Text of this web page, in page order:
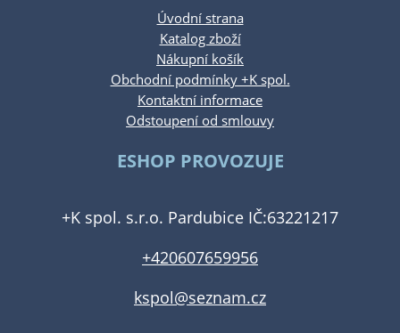
Úvodní strana
Katalog zboží
Nákupní košík
Obchodní podmínky +K spol.
Kontaktní informace
Odstoupení od smlouvy
ESHOP PROVOZUJE
+K spol. s.r.o. Pardubice IČ:63221217
+420607659956
kspol@seznam.cz